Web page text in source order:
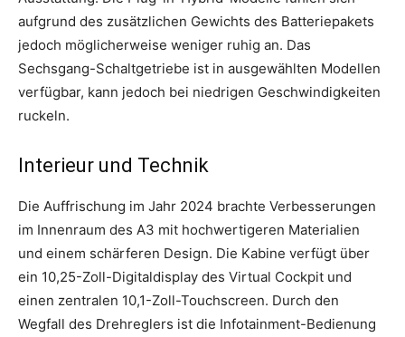
aufgrund des zusätzlichen Gewichts des Batteriepakets
jedoch möglicherweise weniger ruhig an. Das
Sechsgang-Schaltgetriebe ist in ausgewählten Modellen
verfügbar, kann jedoch bei niedrigen Geschwindigkeiten
ruckeln.
Interieur und Technik
Die Auffrischung im Jahr 2024 brachte Verbesserungen
im Innenraum des A3 mit hochwertigeren Materialien
und einem schärferen Design. Die Kabine verfügt über
ein 10,25-Zoll-Digitaldisplay des Virtual Cockpit und
einen zentralen 10,1-Zoll-Touchscreen. Durch den
Wegfall des Drehreglers ist die Infotainment-Bedienung